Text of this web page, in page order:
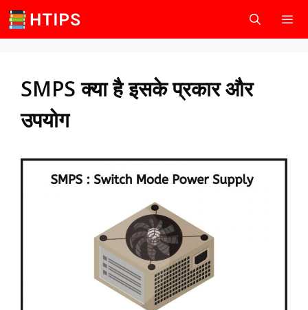
Skip
to
SMPS क्या है इसके प्रकार और
उपयोग